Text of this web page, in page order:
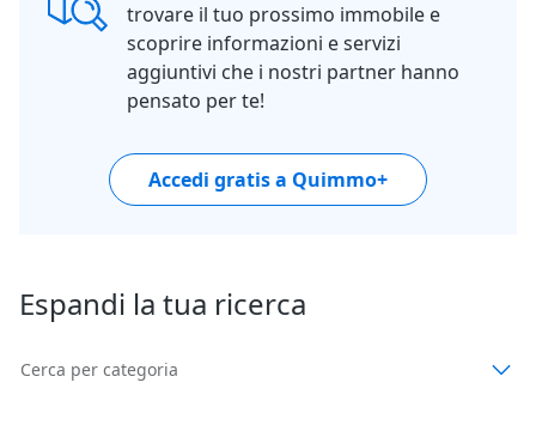
trovare il tuo prossimo immobile e
scoprire informazioni e servizi
aggiuntivi che i nostri partner hanno
pensato per te!
Accedi gratis a Quimmo+
Espandi la tua ricerca
Cerca per categoria